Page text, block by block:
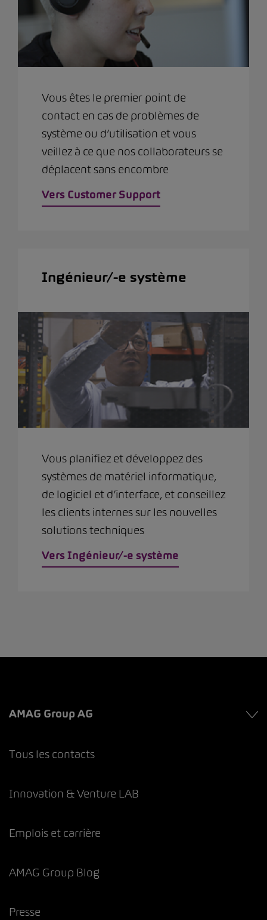
Vous êtes le premier point de
contact en cas de problèmes de
système ou d’utilisation et vous
veillez à ce que nos collaborateurs se
déplacent sans encombre
Vers Customer Support
Ingénieur/-e système
Vous planifiez et développez des
systèmes de matériel informatique,
de logiciel et d’interface, et conseillez
les clients internes sur les nouvelles
solutions techniques
Vers Ingénieur/-e système
AMAG Group AG
Tous les contacts
Innovation & Venture LAB
Emplois et carrière
AMAG Group Blog
Presse